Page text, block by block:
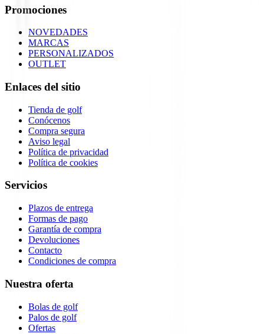
Promociones
NOVEDADES
MARCAS
PERSONALIZADOS
OUTLET
Enlaces del sitio
Tienda de golf
Conócenos
Compra segura
Aviso legal
Política de privacidad
Política de cookies
Servicios
Plazos de entrega
Formas de pago
Garantía de compra
Devoluciones
Contacto
Condiciones de compra
Nuestra oferta
Bolas de golf
Palos de golf
Ofertas